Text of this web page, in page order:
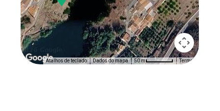
Atalhos de teclado Dados do mapa 50 m Termos